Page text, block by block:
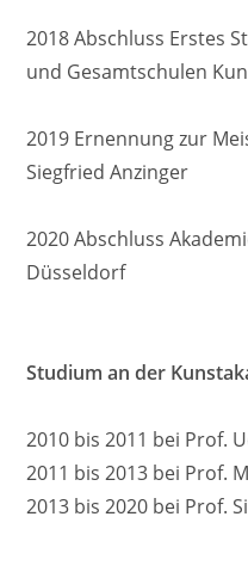
2018 Abschluss Erstes
und Gesamtschulen
2019 Ernennung zur
Siegfried Anzinger
2020 Abschluss
Düsseldorf
Studium an der
2010 bis 2011 bei Prof.
2011 bis 2013 bei Prof.
2013 bis 2020 bei Prof.